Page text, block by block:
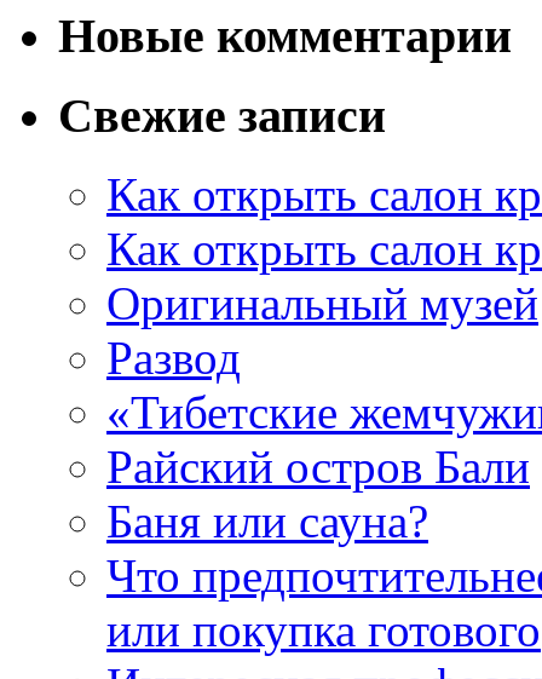
Новые комментарии
Свежие записи
Как открыть салон
Как открыть салон
Оригинальный музей
Развод
«Тибетские
Райский остров Бали
Баня или сауна?
Что
или покупка готового